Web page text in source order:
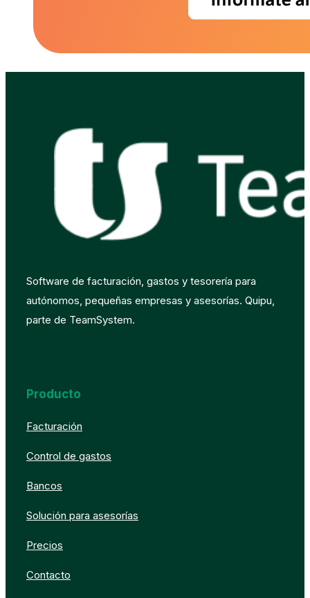
Software de facturación, gastos y tesorería para
autónomos, pequeñas empresas y asesorías. Quipu,
parte de TeamSystem.
Producto
Facturación
Control de gastos
Bancos
Solución para asesorías
Precios
Contacto